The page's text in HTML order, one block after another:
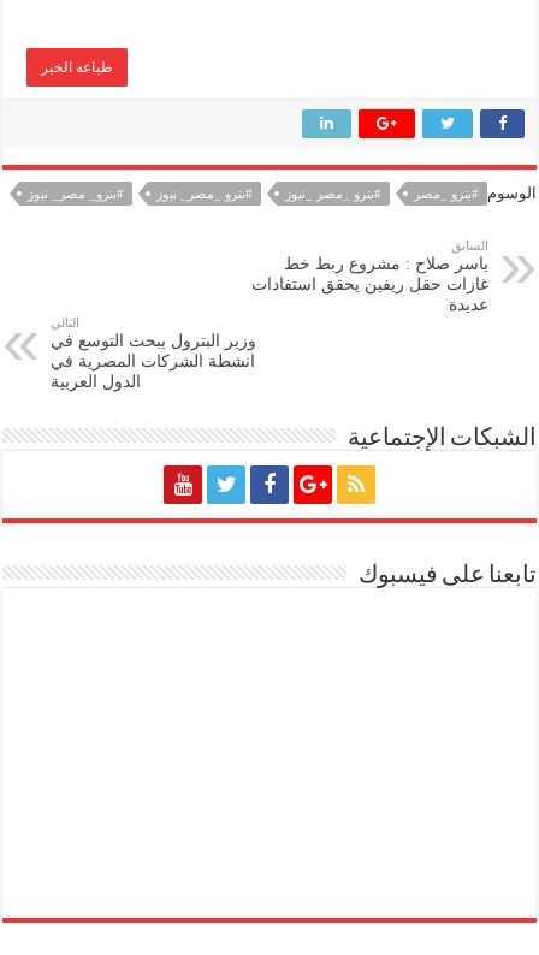
طباعه الخبر
الوسوم #بترو _مصر #بترو _مصر _نيوز #بترو _مصر_ نيوز #بترو_ مصر_ نيوز
السابق
ياسر صلاح : مشروع ربط خط
غازات حقل ريفين يحقق استفادات
عديدة
التالي
وزير البترول يبحث التوسع في
انشطة الشركات المصرية في
الدول العربية
الشبكات الإجتماعية
تابعنا على فيسبوك